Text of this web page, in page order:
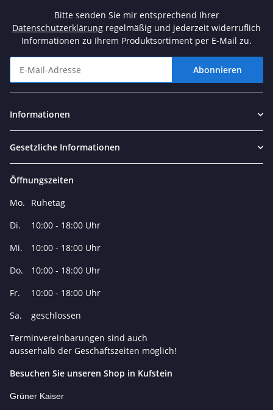
Bitte senden Sie mir entsprechend Ihrer
Datenschutzerklärung regelmäßig und jederzeit widerruflich
Informationen zu Ihrem Produktsortiment per E-Mail zu.
Abonnieren
Informationen
Gesetzliche Informationen
Öffnungszeiten
Mo.
Ruhetag
Di.
10:00 - 18:00 Uhr
Mi.
10:00 - 18:00 Uhr
Do.
10:00 - 18:00 Uhr
Fr.
10:00 - 18:00 Uhr
Sa.
geschlossen
Terminvereinbarungen sind auch
ausserhalb der Geschäftszeiten möglich!
Besuchen Sie unseren Shop in Kufstein
Grüner Kaiser